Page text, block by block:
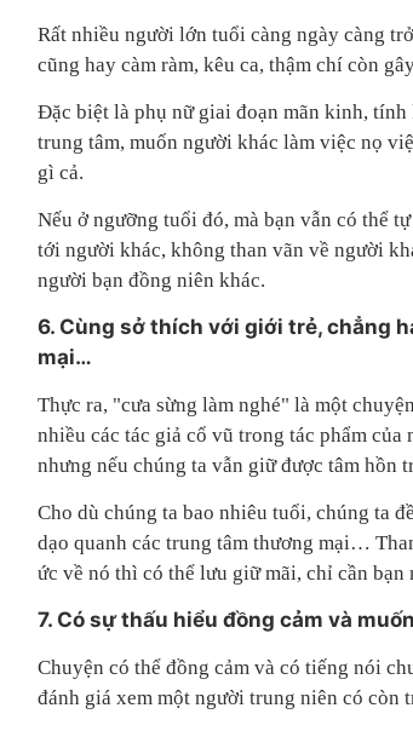
Rất nhiều người lớn tuổi càng ngày càng
cũng hay càm ràm, kêu ca, thậm chí còn
Đặc biệt là phụ nữ giai đoạn mãn kinh,
trung tâm, muốn người khác làm việc nọ
gì cả.
Nếu ở ngưỡng tuổi đó, mà bạn vẫn có thể
tới người khác, không than vãn về người
người bạn đồng niên khác.
6. Cùng sở thích với giới trẻ, chẳng
mại…
Thực ra, "cưa sừng làm nghé" là một
nhiều các tác giả cổ vũ trong tác phẩm
nhưng nếu chúng ta vẫn giữ được tâm hồn
Cho dù chúng ta bao nhiêu tuổi, chúng ta
dạo quanh các trung tâm thương mại…
ức về nó thì có thể lưu giữ mãi, chỉ cần
7. Có sự thấu hiểu đồng cảm và
Chuyện có thể đồng cảm và có tiếng nói
đánh giá xem một người trung niên có còn